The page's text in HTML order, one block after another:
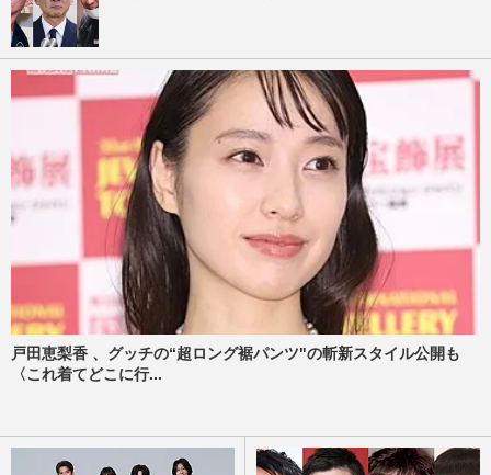
戸田恵梨香 、グッチの“超ロング裾パンツ"の斬新スタイル公開も
〈これ着てどこに行...